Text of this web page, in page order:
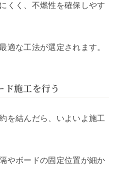
くく、不燃性を確保しやす
適な工法が選定されます。
施工を行う
を結んだら、いよいよ施工
やボードの固定位置が細か